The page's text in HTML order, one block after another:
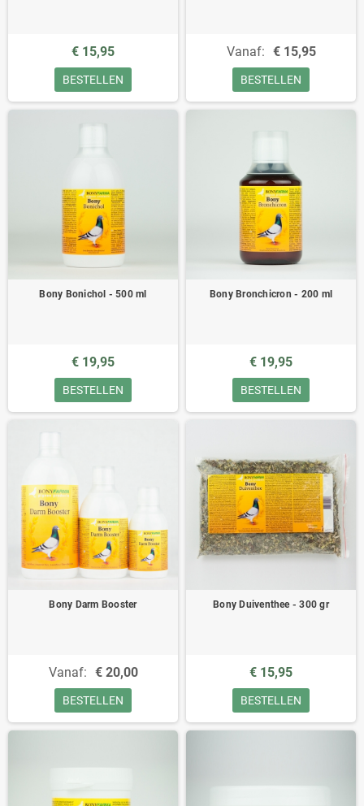
€ 15,95
BESTELLEN
Vanaf: € 15,95
BESTELLEN
Bony Bonichol - 500 ml
€ 19,95
BESTELLEN
Bony Bronchicron - 200 ml
€ 19,95
BESTELLEN
Bony Darm Booster
Vanaf: € 20,00
BESTELLEN
Bony Duiventhee - 300 gr
€ 15,95
BESTELLEN